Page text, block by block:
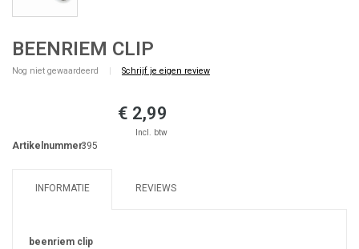
BEENRIEM CLIP
Nog niet gewaardeerd Schrijf je eigen review
€ 2,99
Incl. btw
Artikelnummer:395
INFORMATIE REVIEWS
beenriem clip